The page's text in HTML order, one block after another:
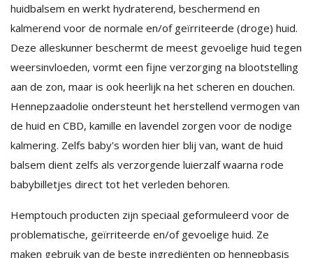
huidbalsem en werkt hydraterend, beschermend en
kalmerend voor de normale en/of geïrriteerde (droge) huid.
Deze alleskunner beschermt de meest gevoelige huid tegen
weersinvloeden, vormt een fijne verzorging na blootstelling
aan de zon, maar is ook heerlijk na het scheren en douchen.
Hennepzaadolie ondersteunt het herstellend vermogen van
de huid en CBD, kamille en lavendel zorgen voor de nodige
kalmering. Zelfs baby's worden hier blij van, want de huid
balsem dient zelfs als verzorgende luierzalf waarna rode
babybilletjes direct tot het verleden behoren.
Hemptouch producten zijn speciaal geformuleerd voor de
problematische, geïrriteerde en/of gevoelige huid. Ze
maken gebruik van de beste ingrediënten op hennepbasis